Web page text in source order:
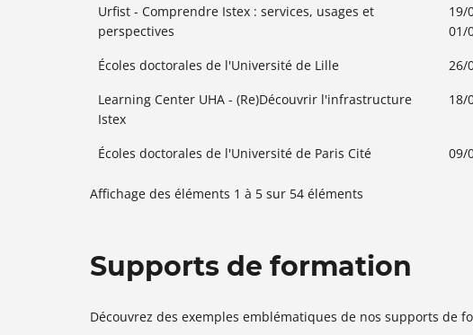
Urfist - Comprendre Istex : services, usages et
perspectives
19/
01/
Écoles doctorales de l'Université de Lille 26/
Learning Center UHA - (Re)Découvrir l'infrastructure
Istex
18/
Écoles doctorales de l'Université de Paris Cité 09/
Affichage des éléments 1 à 5 sur 54 éléments
Supports de formation
Découvrez des exemples emblématiques de nos supports de